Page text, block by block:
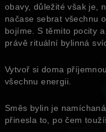
obavy, důležité však je,
načase sebrat všechnu
bojíme. S těmito pocity
právě rituální bylinná
Vytvoř si doma
všechnu energii.
Směs bylin je
přinesla to, po čem